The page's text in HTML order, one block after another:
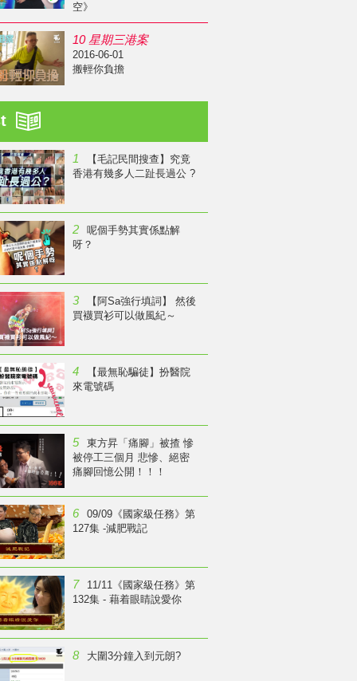
空》
10 星期三港案
2016-06-01
搬輕你負擔
1
【毛記民間搜查】究竟
香港有幾多人二趾長過公 ?
2
呢個手勢其實係點解
呀？
3
【阿Sa強行填詞】 然後
買襪買衫可以做風紀～
4
【最無恥騙徒】扮醫院
來電號碼
5
東方昇「痛腳」被揸 慘
被停工三個月 悲慘、絕密
痛腳回憶公開！！！
6
09/09《國家級任務》第
127集 -減肥戰記
7
11/11《國家級任務》第
132集 - 藉着眼睛說愛你
8 大圍3分鐘入到元朗?